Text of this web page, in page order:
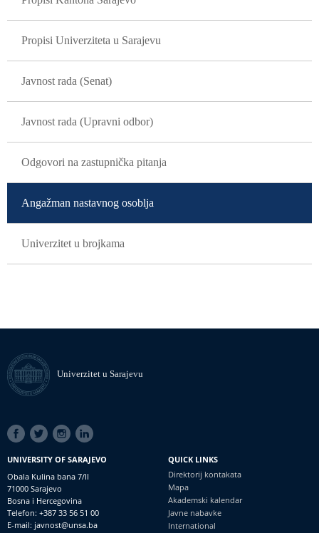
Propisi Univerziteta u Sarajevu
Javnost rada (Senat)
Javnost rada (Upravni odbor)
Odgovori na zastupnička pitanja
Angažman nastavnog osoblja
Univerzitet u brojkama
Univerzitet u Sarajevu
SOCIAL
LINKS
UNIVERSITY OF SARAJEVO
Obala Kulina bana 7/II
71000 Sarajevo
Bosna i Hercegovina
Telefon: +387 33 56 51 00
E-mail: javnost@unsa.ba
QUICK LINKS
Direktorij kontakata
Mapa
Akademski kalendar
Javne nabavke
International